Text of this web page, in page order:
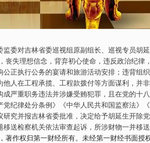
委对吉林省委巡视组原副组长、巡视专员胡
失理想信念，背弃初心使命，违反政治纪律
正执行公务的宴请和旅游活动安排；违背组
人在工程承揽、工程款拨付等方面谋利，并
严重职务违法并涉嫌受贿犯罪，且在党的十
纪律处分条例》《中华人民共和国监察法》
究并报吉林省委批准，决定给予胡延生开除
送检察机关依法审查起诉，所涉财物一并移送
作权归第一财经所有。未经第一财经书面授
北证50 1115.17